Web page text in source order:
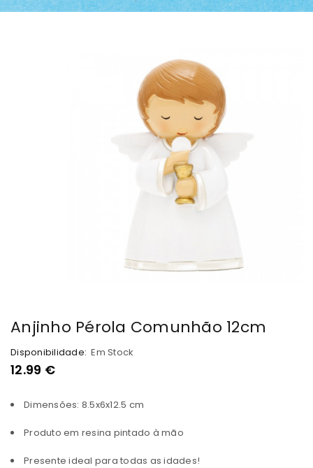
Anjinho Pérola Comunhão 12cm
Disponibilidade: Em Stock
12.99 €
Dimensões: 8.5x6x12.5 cm
Produto em resina pintado à mão
Presente ideal para todas as idades!